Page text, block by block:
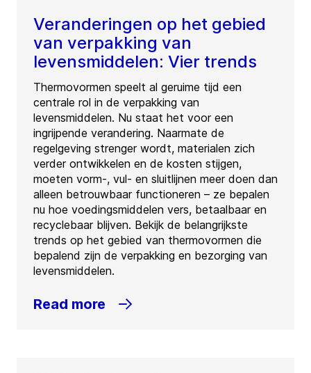
Veranderingen op het gebied
van verpakking van
levensmiddelen: Vier trends
Thermovormen speelt al geruime tijd een
centrale rol in de verpakking van
levensmiddelen. Nu staat het voor een
ingrijpende verandering. Naarmate de
regelgeving strenger wordt, materialen zich
verder ontwikkelen en de kosten stijgen,
moeten vorm-, vul- en sluitlijnen meer doen dan
alleen betrouwbaar functioneren – ze bepalen
nu hoe voedingsmiddelen vers, betaalbaar en
recyclebaar blijven. Bekijk de belangrijkste
trends op het gebied van thermovormen die
bepalend zijn de verpakking en bezorging van
levensmiddelen.
Read more